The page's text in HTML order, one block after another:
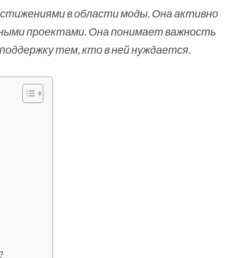
в области моды. Она активно
проектами. Она понимает важность
тем, кто в ней нуждается.